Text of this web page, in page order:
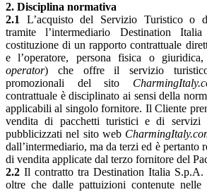
2. Disciplina normativa
2.1
L’acquisto del Servizio Turistico o
tramite l’intermediario Destination
costituzione di un rapporto contrattuale
e l’operatore, persona fisica o
operator) che offre il servizio
promozionali del sito
contrattuale è disciplinato ai sensi della
applicabili al singolo fornitore. Il Cliente
vendita di pacchetti turistici e di servizi
pubblicizzati nel sito web
dall’intermediario, ma da terzi ed è pertanto
di vendita applicate dal terzo fornitore del
2.2 Il contratto tra Destination Italia
oltre che dalle pattuizioni contenute